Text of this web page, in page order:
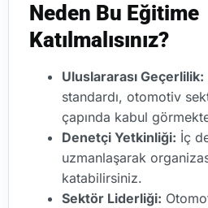
Neden Bu Eğitime
Katılmalısınız?
Uluslararası Geçerlilik:
standardı, otomotiv
çapında kabul
Denetçi Yetkinliği: İç
uzmanlaşarak
katabilirsiniz.
Sektör Liderliği: